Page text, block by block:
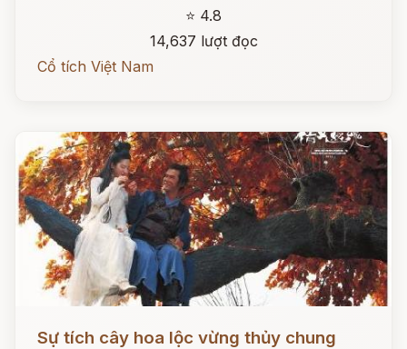
⭐ 4.8
14,637 lượt đọc
Cổ tích Việt Nam
Sự tích cây hoa lộc vừng thủy chung